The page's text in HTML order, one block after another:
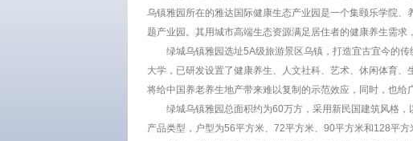
乌镇雅园所在的雅达国际健康生态产业园是一个集颐乐学院
题产业园。其用城市高端生态资源满足居住者的健康养生需
绿城乌镇雅园选址5A级旅游景区乌镇，打造宜古宜今的
大学，已研发设置了健康养生、人文社科、艺术、休闲体育
将给中国养老养生地产带来难以复制的示范效应，同时，也给
绿城乌镇雅园总面积约为60万方，采用新民国建筑风格
产品类型，户型为56平方米、72平方米、90平方米和128平